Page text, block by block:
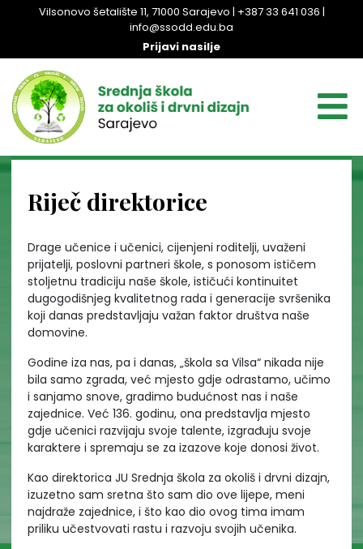
Vilsonovo šetalište 11, 71000 Sarajevo | +387 33 641 036 |
info@ssodd.edu.ba
Prijavi nasilje
Riječ direktorice
Drage učenice i učenici, cijenjeni roditelji, uvaženi
prijatelji, poslovni partneri škole, s ponosom ističem
stoljetnu tradiciju naše škole, ističući kontinuitet
dugogodišnjeg kvalitetnog rada i generacije svršenika
koji danas predstavljaju važan faktor društva naše
domovine.
Godine iza nas, pa i danas, „škola sa Vilsa“ nikada nije
bila samo zgrada, već mjesto gdje odrastamo, učimo
i sanjamo snove, gradimo budućnost nas i naše
zajednice. Već 136. godinu, ona predstavlja mjesto
gdje učenici razvijaju svoje talente, izgrađuju svoje
karaktere i spremaju se za izazove koje donosi život.
Kao direktorica JU Srednja škola za okoliš i drvni dizajn,
izuzetno sam sretna što sam dio ove lijepe, meni
najdraže zajednice, i što kao dio ovog tima imam
priliku učestvovati rastu i razvoju svojih učenika.